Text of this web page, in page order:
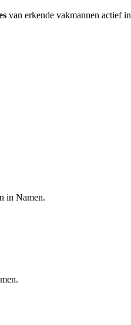
van erkende vakmannen actief in
in Namen.